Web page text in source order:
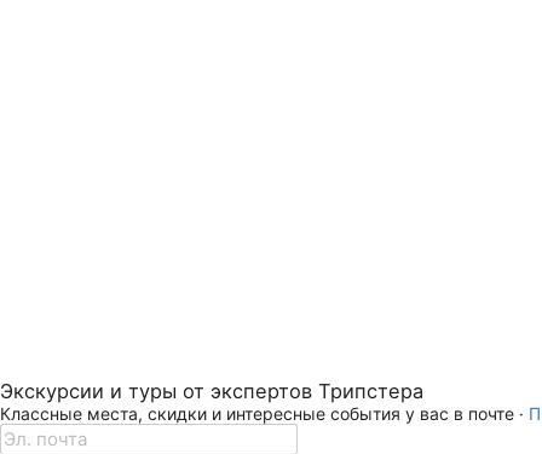
Экскурсии и туры от экспертов Трипстера
Классные места, скидки и интересные события у вас в почте ·